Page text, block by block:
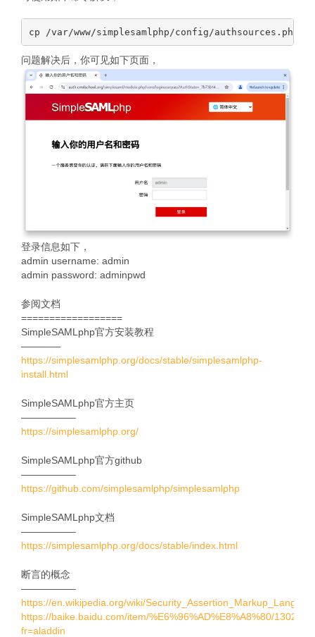
问题解决后，你可见如下页面，
登录信息如下，
admin username: admin
admin password: adminpwd
参阅文档
==================
SimpleSAMLphp官方安装教程
————
https://simplesamlphp.org/docs/stable/simplesamlphp-
install.html
SimpleSAMLphp官方主页
—————–
https://simplesamlphp.org/
SimpleSAMLphp官方github
—————–
https://github.com/simplesamlphp/simplesamlphp
SimpleSAMLphp文档
—————–
https://simplesamlphp.org/docs/stable/index.html
断言的概念
—————–
https://en.wikipedia.org/wiki/
https://baike.baidu.com/item/%E6%96%AD%E8%A8%80/
fr=aladdin